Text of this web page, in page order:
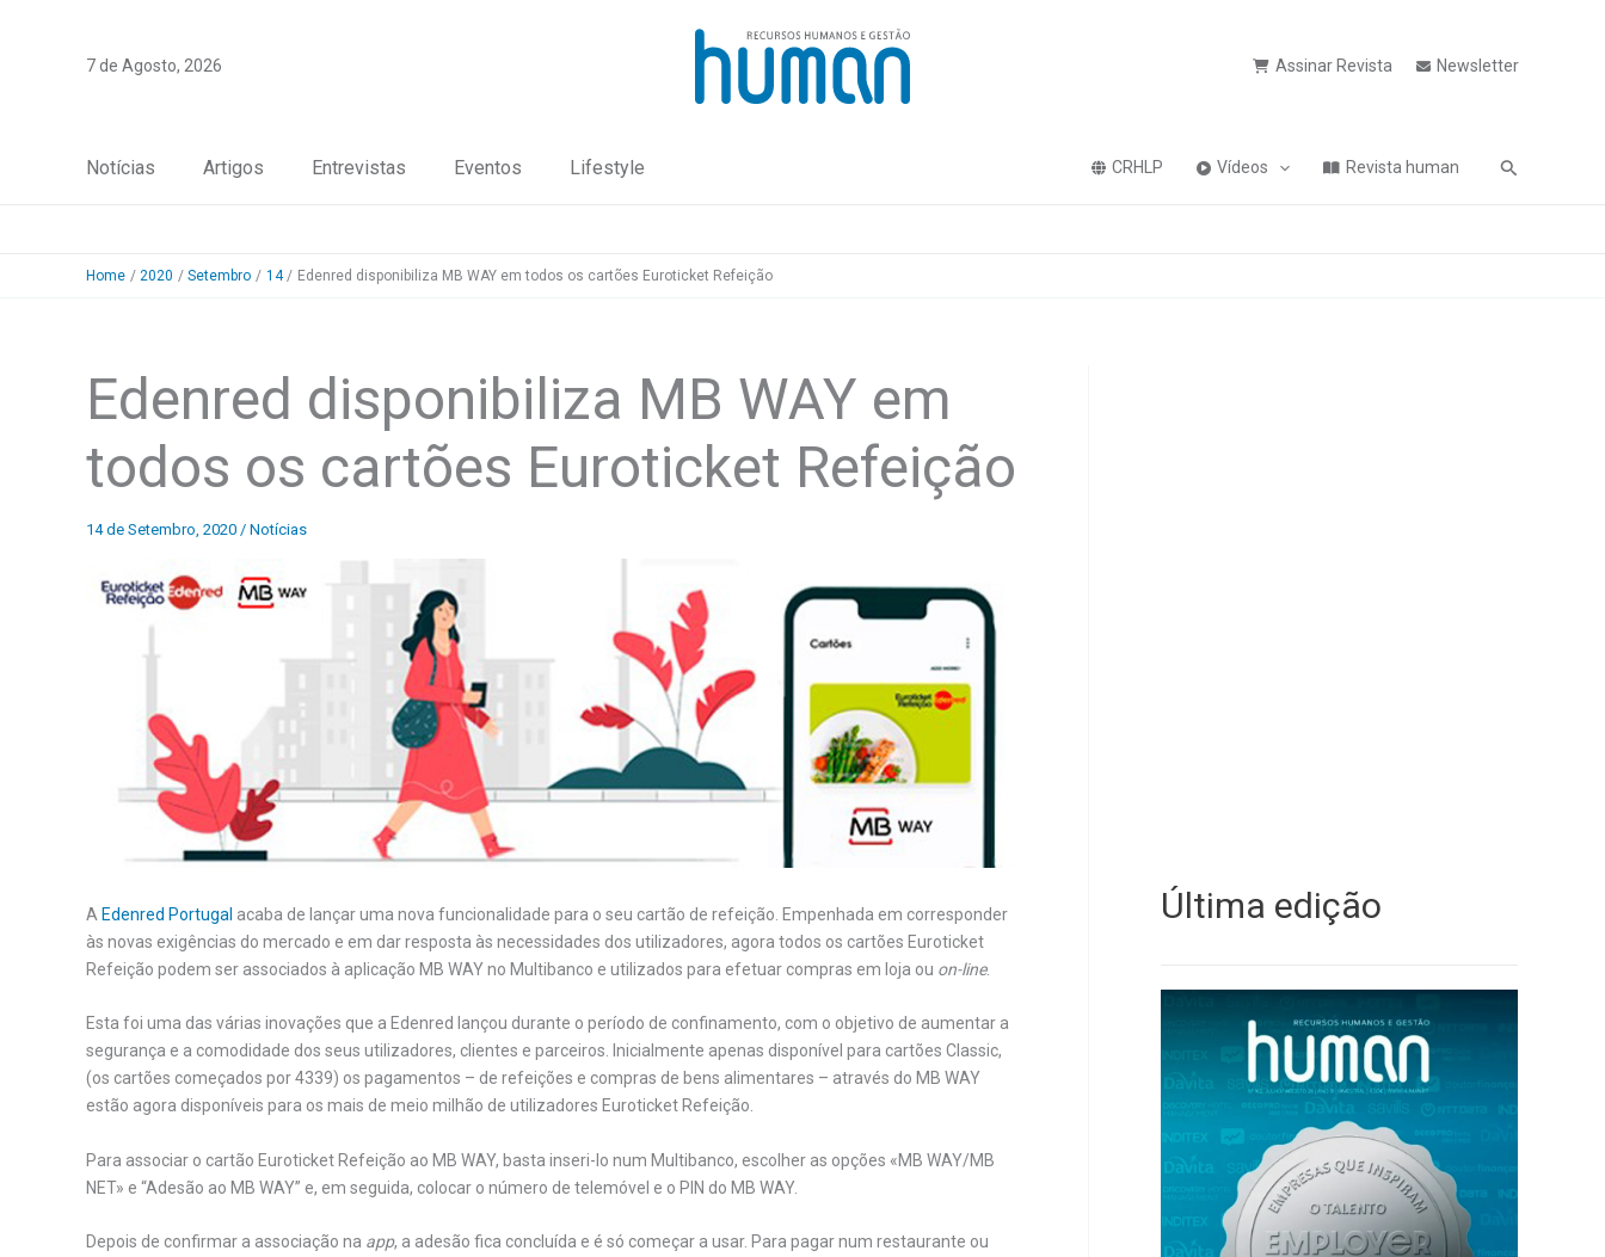
7 de Agosto, 2026 Assinar Revista Newsletter
Notícias Artigos Entrevistas Eventos Lifestyle CRHLP Vídeos Revista human Pesquisa
Home 2020 Setembro 14 Edenred disponibiliza MB WAY em todos os cartões Euroticket Refeição
Edenred disponibiliza MB WAY em
todos os cartões Euroticket Refeição
14 de Setembro, 2020 / Notícias
A Edenred Portugal acaba de lançar uma nova funcionalidade para o seu cartão de refeição. Empenhada em corresponder
às novas exigências do mercado e em dar resposta às necessidades dos utilizadores, agora todos os cartões Euroticket
Refeição podem ser associados à aplicação MB WAY no Multibanco e utilizados para efetuar compras em loja ou on-line.
Esta foi uma das várias inovações que a Edenred lançou durante o período de confinamento, com o objetivo de aumentar a
segurança e a comodidade dos seus utilizadores, clientes e parceiros. Inicialmente apenas disponível para cartões Classic,
(os cartões começados por 4339) os pagamentos – de refeições e compras de bens alimentares – através do MB WAY
estão agora disponíveis para os mais de meio milhão de utilizadores Euroticket Refeição.
Para associar o cartão Euroticket Refeição ao MB WAY, basta inseri-lo num Multibanco, escolher as opções «MB WAY/MB
NET» e “Adesão ao MB WAY” e, em seguida, colocar o número de telemóvel e o PIN do MB WAY.
Depois de confirmar a associação na app, a adesão fica concluída e é só começar a usar. Para pagar num restaurante ou
Última edição